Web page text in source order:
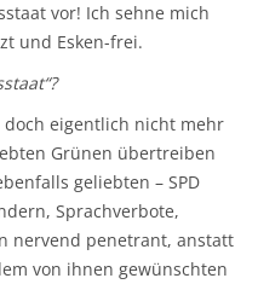
vor! Ich sehne mich
und Esken-frei.
doch eigentlich nicht mehr
Grünen übertreiben
geliebten – SPD
Sprachverbote,
nervend penetrant, anstatt
von ihnen gewünschten